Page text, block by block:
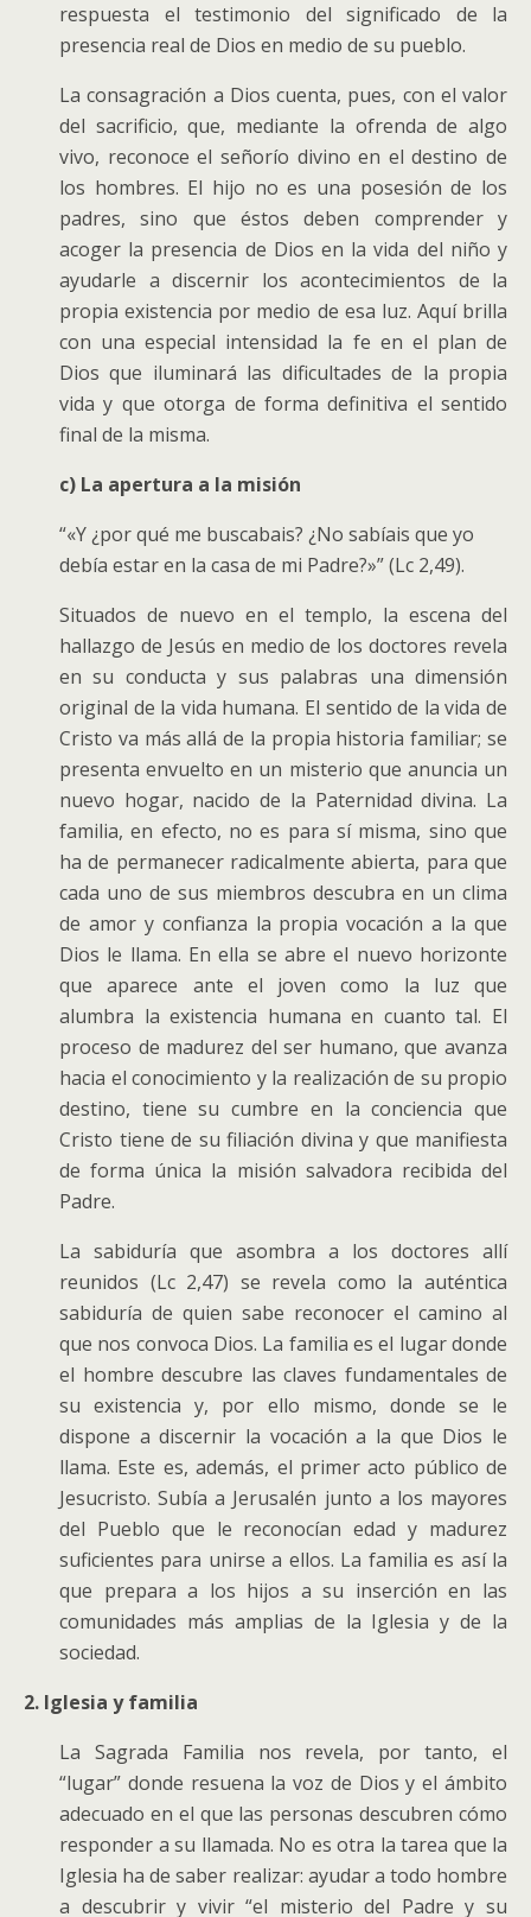
respuesta el testimonio del significado de la
presencia real de Dios en medio de su pueblo.
La consagración a Dios cuenta, pues, con el valor
del sacrificio, que, mediante la ofrenda de algo
vivo, reconoce el señorío divino en el destino de
los hombres. El hijo no es una posesión de los
padres, sino que éstos deben comprender y
acoger la presencia de Dios en la vida del niño y
ayudarle a discernir los acontecimientos de la
propia existencia por medio de esa luz. Aquí brilla
con una especial intensidad la fe en el plan de
Dios que iluminará las dificultades de la propia
vida y que otorga de forma definitiva el sentido
final de la misma.
c) La apertura a la misión
“«Y ¿por qué me buscabais? ¿No sabíais que yo
debía estar en la casa de mi Padre?»” (Lc 2,49).
Situados de nuevo en el templo, la escena del
hallazgo de Jesús en medio de los doctores revela
en su conducta y sus palabras una dimensión
original de la vida humana. El sentido de la vida de
Cristo va más allá de la propia historia familiar; se
presenta envuelto en un misterio que anuncia un
nuevo hogar, nacido de la Paternidad divina. La
familia, en efecto, no es para sí misma, sino que
ha de permanecer radicalmente abierta, para que
cada uno de sus miembros descubra en un clima
de amor y confianza la propia vocación a la que
Dios le llama. En ella se abre el nuevo horizonte
que aparece ante el joven como la luz que
alumbra la existencia humana en cuanto tal. El
proceso de madurez del ser humano, que avanza
hacia el conocimiento y la realización de su propio
destino, tiene su cumbre en la conciencia que
Cristo tiene de su filiación divina y que manifiesta
de forma única la misión salvadora recibida del
Padre.
La sabiduría que asombra a los doctores allí
reunidos (Lc 2,47) se revela como la auténtica
sabiduría de quien sabe reconocer el camino al
que nos convoca Dios. La familia es el lugar donde
el hombre descubre las claves fundamentales de
su existencia y, por ello mismo, donde se le
dispone a discernir la vocación a la que Dios le
llama. Este es, además, el primer acto público de
Jesucristo. Subía a Jerusalén junto a los mayores
del Pueblo que le reconocían edad y madurez
suficientes para unirse a ellos. La familia es así la
que prepara a los hijos a su inserción en las
comunidades más amplias de la Iglesia y de la
sociedad.
2. Iglesia y familia
La Sagrada Familia nos revela, por tanto, el
“lugar” donde resuena la voz de Dios y el ámbito
adecuado en el que las personas descubren cómo
responder a su llamada. No es otra la tarea que la
Iglesia ha de saber realizar: ayudar a todo hombre
a descubrir y vivir “el misterio del Padre y su